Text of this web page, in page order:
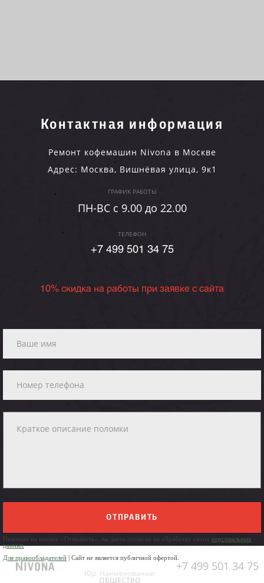
Контактная информация
Ремонт кофемашин Nivona в Москве
Адрес: Москва, Вишнёвая улица, 9к1
ГРАФИК РАБОТЫ
ПН-ВC c 9.00 до 22.00
ТЕЛЕФОН
+7 499 501 34 75
10% скидка на работы при заявке с сайта
ОТПРАВИТЬ
Нажимая на кнопку «Отправить», вы даете согласие на обработку своих персональных
данных
Для правообладателей | Сайт не является публичной офертой.
+7 499 501 34 75
Юр. Наименование:
ОБЩЕСТВО